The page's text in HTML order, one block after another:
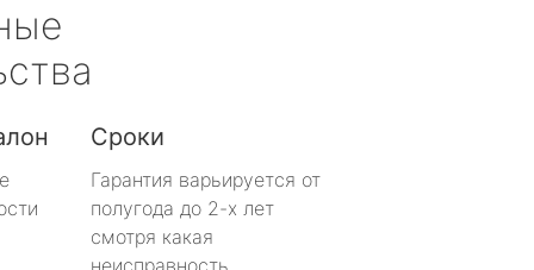
Сроки
Гарантия варьируется от
полугода до 2-х лет
смотря какая
неисправность.